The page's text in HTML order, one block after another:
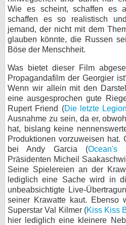
Wie es scheint, schaffen es
schaffen es so realistisch
jemand, der nicht mit dem
glauben könnte, die Russen
Böse der Menschheit.
Was bietet dieser Film
Propagandafilm der Georgier
Wenn wir allein mit den
eine ausgesprochen gute
Rupert Friend (Die letzte Legion
Ausnahme zu sein, da er,
hat, bislang keine
Produktionen vorzuweisen hat.
bei Andy Garcia (Ocean's
Präsidenten Micheil
Seine Spielereien an der
lediglich eine Sache wird in
unbeabsichtigte Live-
seiner Krawatte kaut. Ebenso
Superstar Val Kilmer (Kiss Kiss
hier lediglich eine kleinere